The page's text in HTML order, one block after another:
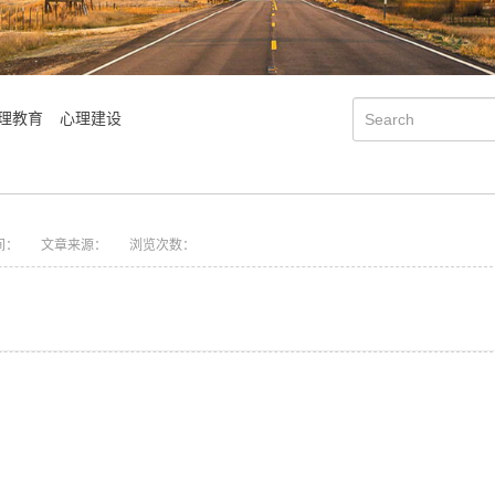
教育 心理建设
文章来源： 浏览次数：